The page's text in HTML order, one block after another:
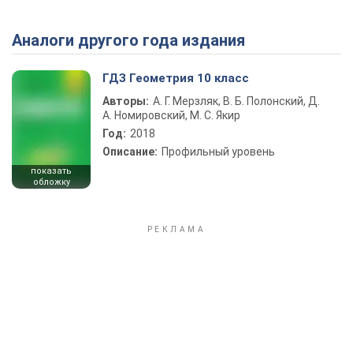
Play Video
Аналоги другого года издания
показать
обложку
ГДЗ Геометрия 10 класс
Авторы: А. Г. Мерзляк, В. Б. Полонский, Д.
А. Номировский, М. С. Якир
Год: 2018
Описание: Профильный уровень